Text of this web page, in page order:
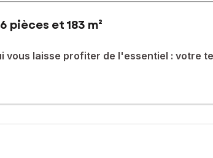
et 183 m²
vous laisse profiter de l'essentiel : votre
rêve. Biran en offre une version particulièrement
rare : être à la fois préservé, vivant et
de près de 184 m² habitables.